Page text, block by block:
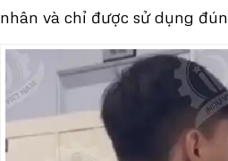
nhân và chỉ được sử dụng